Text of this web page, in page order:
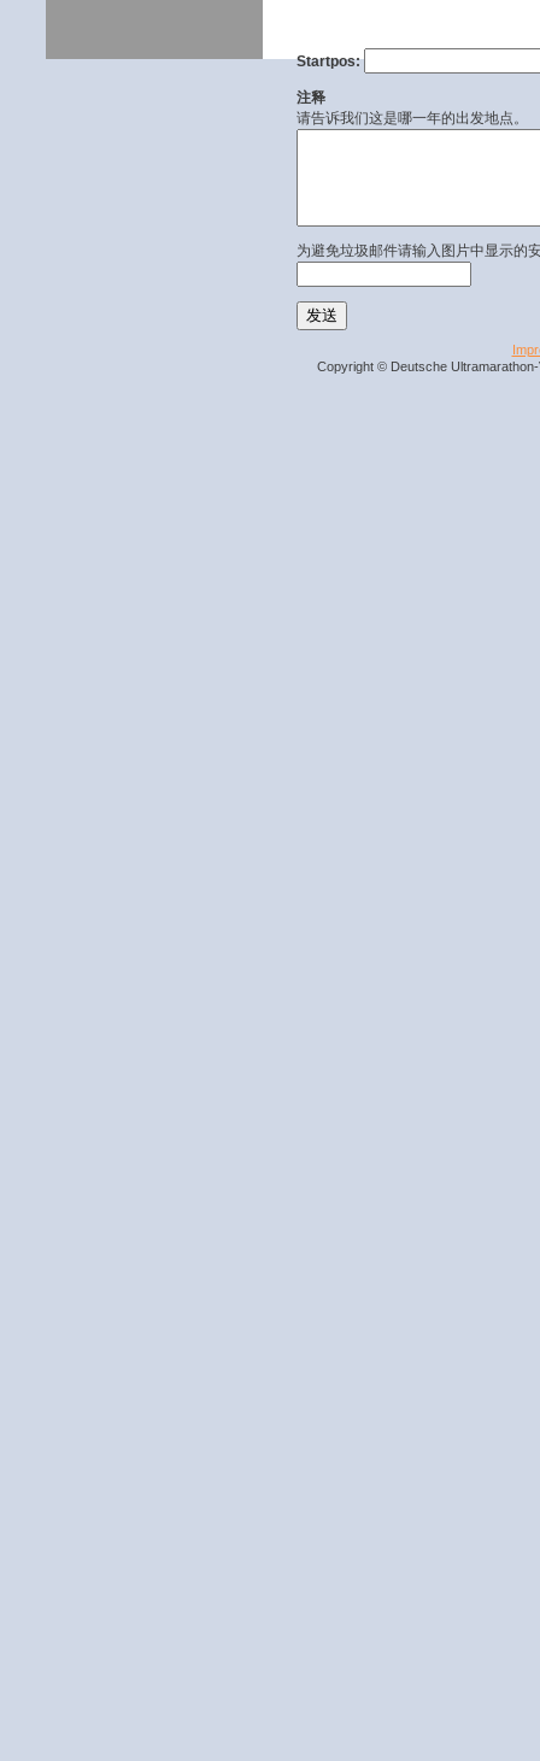
Startpos:
注释
请告诉我们这是哪一年的出发地点。
为避免垃圾邮件请输入图片中显示的
Copyright © Deutsche